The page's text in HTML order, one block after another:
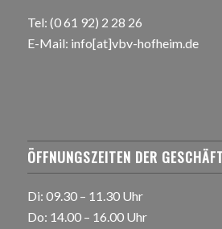
Tel: (0 61 92) 2 28 26
E-Mail: info[at]vbv-hofheim.de
ÖFFNUNGSZEITEN DER
Di: 09.30 – 11.30 Uhr
Do: 14.00 – 16.00 Uhr